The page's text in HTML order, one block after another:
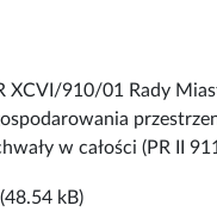
XCVI/910/01 Rady
w całości (PR II
(48.54 kB)